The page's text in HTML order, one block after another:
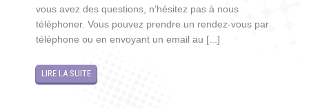
vous avez des questions, n’hésitez pas à nous
téléphoner. Vous pouvez prendre un rendez-vous par
téléphone ou en envoyant un email au [...]
LIRE LA SUITE